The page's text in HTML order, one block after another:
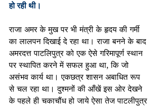
हो रही थी।
राजा अमर के मुख पर भी मंत्री के हृदय की गर्मी
का लालपन दिखाई दे रहा था। राजा बनने के बाद
अमरदत्त पाटलिपुत्र को एक ऐसे गरिमापूर्ण स्थान
पर स्थापित करने में सफल हुआ था, कि जो
असंभव कार्य था। एकछत्र शासन अबाधित रूप
से चल रहा था। दुश्मनों की आँखें इस ओर देखने
के पहले ही चकाचौंध हो जाये ऐसा तेज पाटलीपुत्र